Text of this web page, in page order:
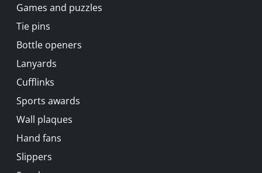
Games and puzzles
Tie pins
Bottle openers
Lanyards
Cufflinks
Sports awards
Wall plaques
Hand fans
Slippers